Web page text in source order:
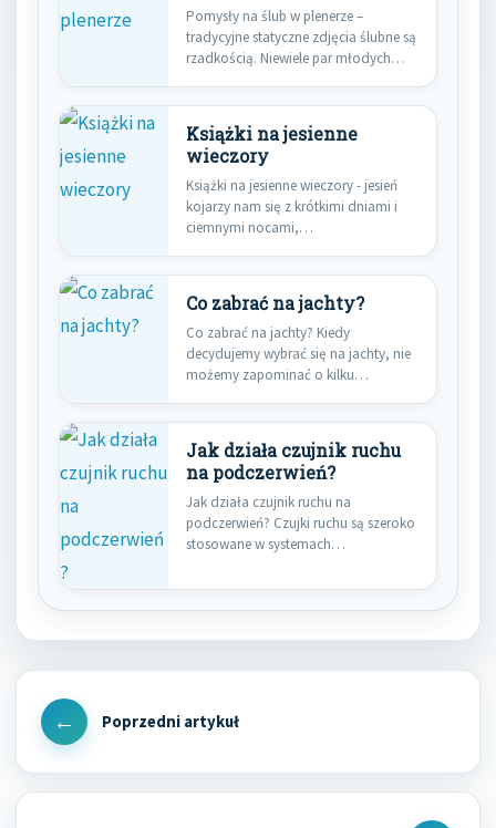
Pomysły na ślub w plenerze –
tradycyjne statyczne zdjęcia ślubne są
rzadkością. Niewiele par młodych…
Książki na jesienne
wieczory
Książki na jesienne wieczory - jesień
kojarzy nam się z krótkimi dniami i
ciemnymi nocami,…
Co zabrać na jachty?
Co zabrać na jachty? Kiedy
decydujemy wybrać się na jachty, nie
możemy zapominać o kilku…
Jak działa czujnik ruchu
na podczerwień?
Jak działa czujnik ruchu na
podczerwień? Czujki ruchu są szeroko
stosowane w systemach
Nawigacja
wpisu
Previous